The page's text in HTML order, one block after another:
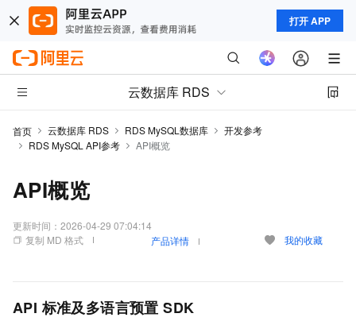
打开 APP
云数据库 RDS
首页 云数据库 RDS RDS MySQL数据库
开发参考
RDS MySQL API参考
API概览
API概览
更新时间： 2026-04-29 07:04:14
复制 MD 格式
产品详情 我的收藏
API 标准及多语言预置 SDK